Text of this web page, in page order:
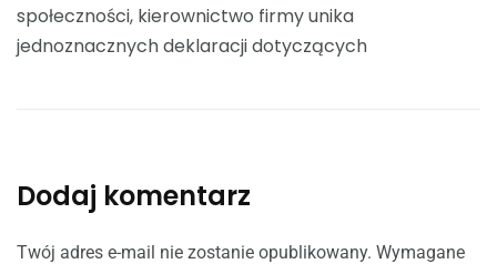
społeczności, kierownictwo firmy unika
jednoznacznych deklaracji dotyczących
Dodaj komentarz
Twój adres e-mail nie zostanie opublikowany. Wymagane